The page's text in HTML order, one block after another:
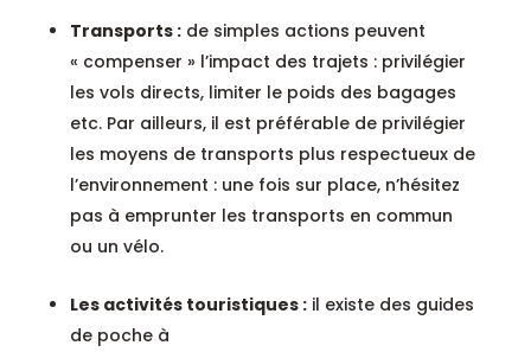
Transports :de simples actions peuvent
« compenser » l’impact des trajets : privilégier
les vols directs, limiter le poids des bagages
etc. Par ailleurs, il est préférable de privilégier
les moyens de transports plus respectueux de
l’environnement : une fois sur place, n’hésitez
pas à emprunter les transports en commun
ou un vélo.
Les activités touristiques :il existe des guides
de poche à